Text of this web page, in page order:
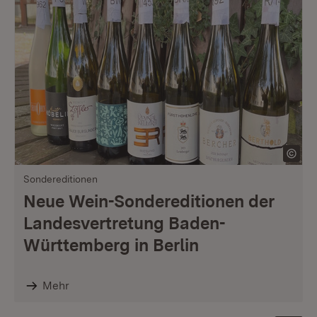
Sondereditionen
Neue Wein-Sondereditionen der
Landesvertretung Baden-
Württemberg in Berlin
Mehr